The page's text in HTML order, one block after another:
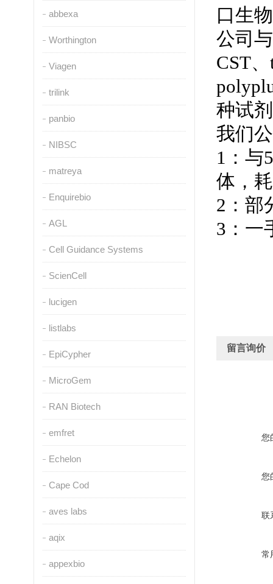
abbexa
Worthington
Viagen
trilink
panbio
NIBSC
matreya
Enquirebio
AGL
Cell Guidance Systems
ScienCell
lucigen
listlabs
EpiCypher
MicroGem
RAN Biotech
emfret
Echelon
Cape Cod
aves labs
aqix
appexbio
口生
公司
CST
种试
我们
1：与
体，
2：部
3：一
留言询价
您
您
联
常